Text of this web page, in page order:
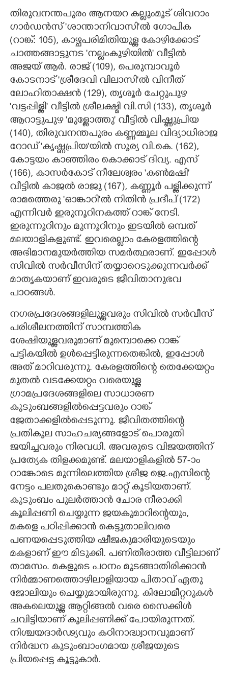
തിരുവനന്തപുരം ആനയറ കല്ലുംമൂട് ശിവറാം
ഗാർഡൻസ് 'ശാന്താനിവാസി"ൽ ഗോപിക
(റാങ്ക്: 105), കാഴ്ചപരിമിതിയുള്ള കോഴിക്കോട്
ചാത്തങ്ങാട്ടുനട 'നല്ലംകുഴിയിൽ" വീട്ടിൽ
അജയ് ആർ. രാജ് (109), പെരുമ്പാവൂർ
കോടനാട് 'ശ്രീദേവി വിലാസി"ൽ വിനീത്
ലോഹിതാക്ഷൻ (129), തൃശൂർ ചേറ്റുപുഴ
'വട്ടപ്പിള്ളി" വീട്ടിൽ ശ്രീലക്ഷ്മി വി.സി (133), തൃശൂർ
ആറാട്ടുപുഴ 'മുള്ളോത്തു" വീട്ടിൽ വിഷ്ണുപ്രിയ
(140), തിരുവനന്തപുരം കണ്ണമ്മൂല വിദ്യാധിരാജ
റോഡ് 'കൃഷ്ണപ്രിയ"യിൽ സൂര്യ വി.കെ. (162),
കോട്ടയം കാഞ്ഞിരം കൊക്കാട് ദിവ്യ. എസ്
(166), കാസർകോട് നീലേശ്വരം 'കൺമഷി"
വീട്ടിൽ കാജൽ രാജു (167), കണ്ണൂർ പള്ളിക്കുന്ന്
രാമത്തെരു 'ഓങ്കാറി"ൽ നിതിൻ പ്രദീപ് (172)
എന്നിവർ ഇരുനൂറിനകത്ത് റാങ്ക് നേടി.
ഇരുന്നൂറിനും മുന്നൂറിനും ഇടയിൽ ഒമ്പത്
മലയാളികളുണ്ട്. ഇവരെല്ലാം കേരളത്തിന്റെ
അഭിമാനമുയർത്തിയ സമർത്ഥരാണ്. ഇപ്പോൾ
സിവിൽ സർവീസിന് തയ്യാറെടുക്കുന്നവർക്ക്
മാതൃകയാണ് ഇവരുടെ ജീവിതാനുഭവ
പാഠങ്ങൾ.
നഗരപ്രദേശങ്ങളിലുള്ളവരും സിവിൽ സർവീസ്
പരിശീലനത്തിന് സാമ്പത്തിക
ശേഷിയുള്ളവരുമാണ് മുമ്പൊക്കെ റാങ്ക്
പട്ടികയിൽ ഉൾപ്പെട്ടിരുന്നതെങ്കിൽ,​ ഇപ്പോൾ
അത് മാറിവരുന്നു. കേരളത്തിന്റെ തെക്കേയറ്റം
മുതൽ വടക്കേയറ്റം വരെയുള്ള
ഗ്രാമപ്രദേശങ്ങളിലെ സാധാരണ
കുടുംബങ്ങളിൽപ്പെട്ടവരും റാങ്ക്
ജേതാക്കളിൽപ്പെടുന്നു. ജീവിതത്തിന്റെ
പ്രതികൂല സാഹചര്യങ്ങളോട് പൊരുതി
ജയിച്ചവരും നിരവധി. അവരുടെ വിജയത്തിന്
പ്രത്യേക തിളക്കമുണ്ട്. മലയാളികളിൽ 57-ാം
റാങ്കോടെ മുന്നിലെത്തിയ ശ്രീജ ജെ.എസിന്റെ
നേട്ടം പലതുകൊണ്ടും മാറ്റ് കൂടിയതാണ്.
കുടുംബം പുലർത്താൻ ചോര നീരാക്കി
കൂലിപ്പണി ചെയ്യുന്ന ജയകുമാറിന്റെയും,​
മകളെ പഠിപ്പിക്കാൻ കെട്ടുതാലിവരെ
പണയപ്പെടുത്തിയ ഷീജകുമാരിയുടെയും
മകളാണ് ഈ മിടുക്കി. പണിതീരാത്ത വീട്ടിലാണ്
താമസം. മകളുടെ പഠനം മുടങ്ങാതിരിക്കാൻ
നിർമ്മാണത്തൊഴിലാളിയായ പിതാവ് ഏതു
ജോലിയും ചെയ്യുമായിരുന്നു. കിലോമീറ്ററുകൾ
അകലെയുള്ള ആറ്റിങ്ങൽ വരെ സൈക്കിൾ
ചവിട്ടിയാണ് കൂലിപ്പണിക്ക് പോയിരുന്നത്.
നിശ്ചയദാർഢ്യവും കഠിനാദ്ധ്വാനവുമാണ്
നിർദ്ധന കുടുംബാംഗമായ ശ്രീജയുടെ
പ്രിയപ്പെട്ട കൂട്ടുകാർ.